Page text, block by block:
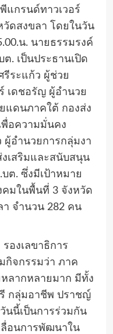
แกรนด์ทาวเวอร์
ดสงขลา โดยในวัน
น. นายธรรมรงค์
. เป็นประธานเปิด
ระแก้ว ผู้ช่วย
เดชอรัญ ผู้อำนวย
แดนภาคใต้ กองส่ง
อความมั่นคง
อำนวยการกลุ่มงา
เสริมและสนับสนุน
ต. ซึ่งมีเป้าหมาย
คมในพื้นที่ 3 จังหวัด
า จำนวน 282 คน
องเลขาธิการ
กิจกรรมว่า ภาค
ลากหลายมาก มีทั้ง
กลุ่มอาชีพ ปราชญ์
นี้เป็นการร่วมกัน
ลื่อนการพัฒนาใน